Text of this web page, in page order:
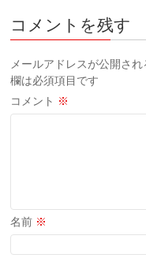
コメントを残す
メールアドレスが公開され
欄は必須項目です
コメント ※
名前 ※